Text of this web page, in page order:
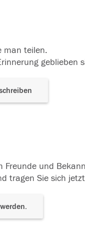
man teilen.
geblieben
und
tragen Sie sich